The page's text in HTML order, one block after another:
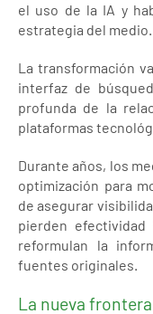
el uso de la IA y
estrategia del medio.
La transformación
interfaz de
profunda de la
plataformas
Durante años, los
optimización para
de asegurar
pierden
reformulan la
fuentes originales.
La nueva frontera